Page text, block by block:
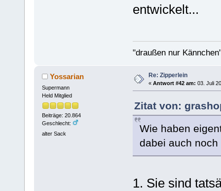
entwickelt...
"draußen nur
Yossarian
Supermann
Held Mitglied
Beiträge: 20.864
Geschlecht:
alter Sack
Re: Zipperlein
« Antwort #42 am: 03. Juli
Zitat von:
Wie haben
dabei auch
1. Sie sind